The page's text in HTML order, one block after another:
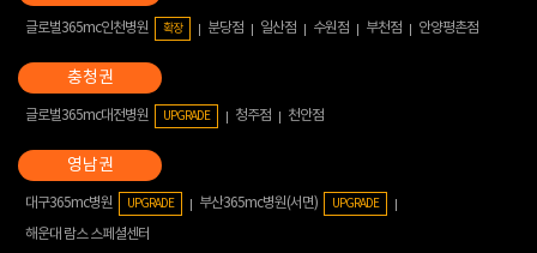
글로벌365mc인천병원 확장 분당점 일산점 수원점 부천점 안양평촌점
글로벌365mc대전병원 UPGRADE 청주점 천안점
대구365mc병원 UPGRADE 부산365mc병원(서면) UPGRADE
해운대 람스 스페셜센터